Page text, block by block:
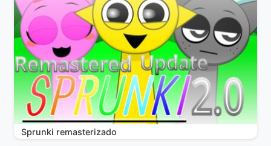
Sprunki remasterizado